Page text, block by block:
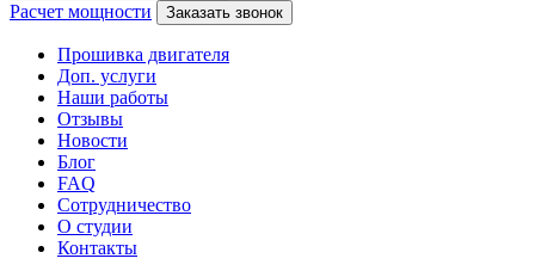
Расчет мощности Заказать звонок
Прошивка двигателя
Доп. услуги
Наши работы
Отзывы
Новости
Блог
FAQ
Сотрудничество
О студии
Контакты